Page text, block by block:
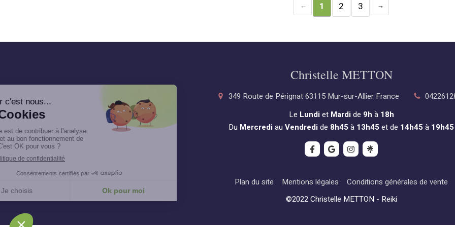
1 2 3
Christelle METTON
349 Route de Pérignat63115 Mur-sur-Allier France
Le Lundiet Mardide 9h à 18h
Du Mercrediau Vendredide 8h45 à 13h45 et de 14h45 à 19h45
Plan du site Mentions légales
Conditions générales de vente
©2022 Christelle METTON - Reiki